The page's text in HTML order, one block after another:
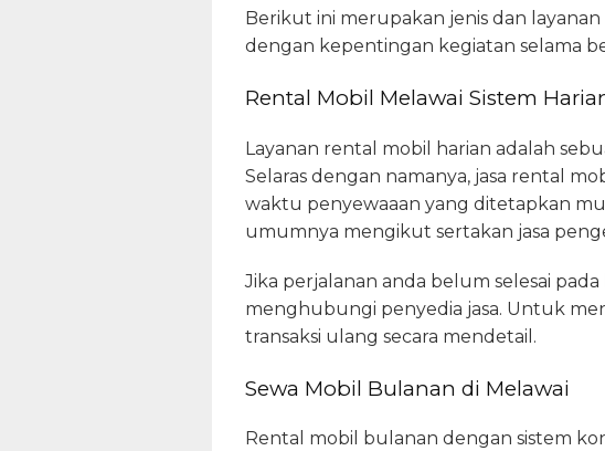
Berikut ini merupakan jenis dan
dengan kepentingan kegiatan selama
Rental Mobil Melawai Sistem
Layanan rental mobil harian adalah
Selaras dengan namanya, jasa rental
waktu penyewaaan yang ditetapkan
umumnya mengikut sertakan jasa
Jika perjalanan anda belum selesai
menghubungi penyedia jasa. Untuk
transaksi ulang secara mendetail.
Sewa Mobil Bulanan di Melawai
Rental mobil bulanan dengan sistem